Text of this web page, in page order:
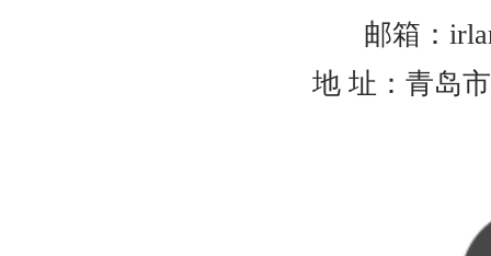
邮箱：
地 址：青岛